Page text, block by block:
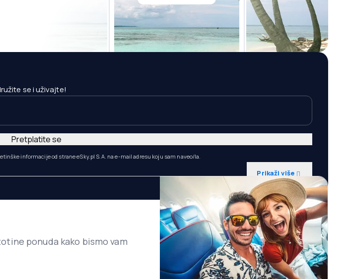
se i uživajte!
informacije od strane eSky.pl S.A. na e-mail adresu koju sam naveo/la.
Prikaži više
Pretplatite se
ponuda kako bismo vam